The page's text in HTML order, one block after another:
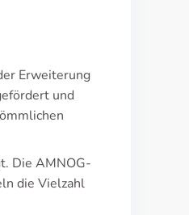
Erweiterung
und
Die AMNOG-
die Vielzahl